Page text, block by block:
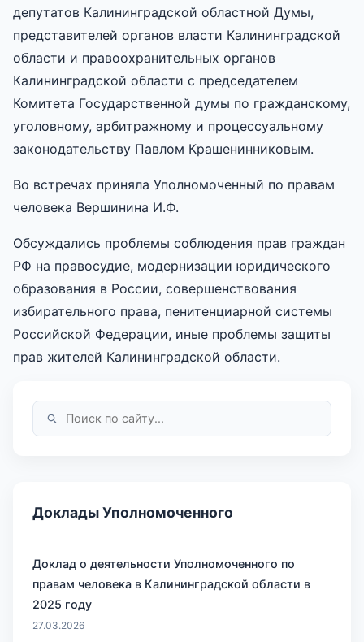
депутатов Калининградской областной Думы,
представителей органов власти Калининградской
области и правоохранительных органов
Калининградской области с председателем
Комитета Государственной думы по гражданскому,
уголовному, арбитражному и процессуальному
законодательству Павлом Крашенинниковым.
Во встречах приняла Уполномоченный по правам
человека Вершинина И.Ф.
Обсуждались проблемы соблюдения прав граждан
РФ на правосудие, модернизации юридического
образования в России, совершенствования
избирательного права, пенитенциарной системы
Российской Федерации, иные проблемы защиты
прав жителей Калининградской области.
Доклады Уполномоченного
Доклад о деятельности Уполномоченного по
правам человека в Калининградской области в
2025 году
27.03.2026